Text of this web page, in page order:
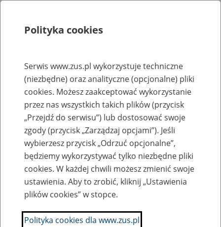
Rejestry, ewidencje i archiwa
Baza zlikwidowanych lub
przekształconych zakładów pracy
Nazwa zakładu pracy:
SZUKAJ
Polityka cookies
Serwis www.zus.pl wykorzystuje techniczne
(niezbędne) oraz analityczne (opcjonalne) pliki
cookies. Możesz zaakceptować wykorzystanie
przez nas wszystkich takich plików (przycisk
„Przejdź do serwisu”) lub dostosować swoje
zgody (przycisk „Zarządzaj opcjami”). Jeśli
wybierzesz przycisk „Odrzuć opcjonalne”,
będziemy wykorzystywać tylko niezbędne pliki
cookies. W każdej chwili możesz zmienić swoje
ustawienia. Aby to zrobić, kliknij „Ustawienia
plików cookies” w stopce.
Polityka cookies dla www.zus.pl